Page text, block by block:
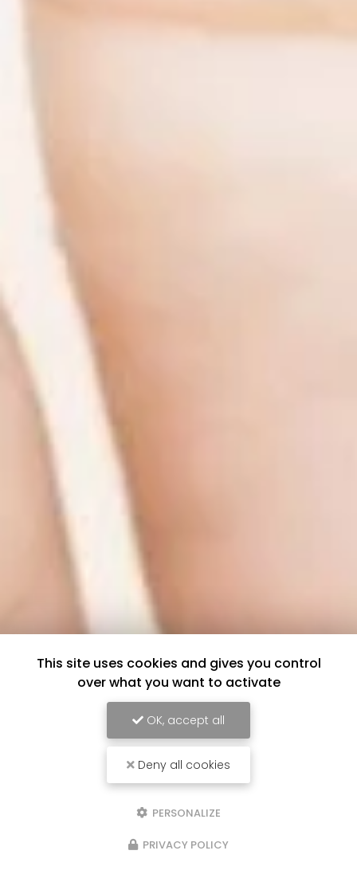
This site uses cookies and gives you control
over what you want to activate
OK, accept all
Deny all cookies
PERSONALIZE
PRIVACY POLICY